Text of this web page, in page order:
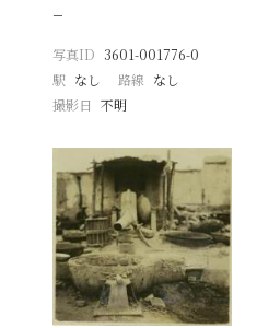
−
写真ID 3601-001776-0
駅 なし 路線 なし
撮影日
不明